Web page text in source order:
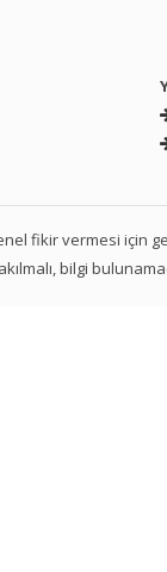
fikir vermesi için
bilgi